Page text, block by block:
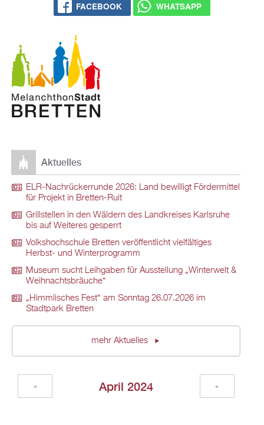
FACEBOOK WHATSAPP
Aktuelles
ELR-Nachrückerrunde 2026: Land bewilligt Fördermittel
für Projekt in Bretten-Ruit
Grillstellen in den Wäldern des Landkreises Karlsruhe
bis auf Weiteres gesperrt
Volkshochschule Bretten veröffentlicht vielfältiges
Herbst- und Winterprogramm
Museum sucht Leihgaben für Ausstellung „Winterwelt &
Weihnachtsbräuche“
„Himmlisches Fest“ am Sonntag 26.07.2026 im
Stadtpark Bretten
mehr Aktuelles
April 2024
« »